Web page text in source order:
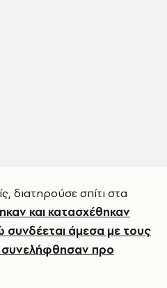
διατηρούσε σπίτι στα
και κατασχέθηκαν
άμεσα με τους
συνελήφθησαν προ